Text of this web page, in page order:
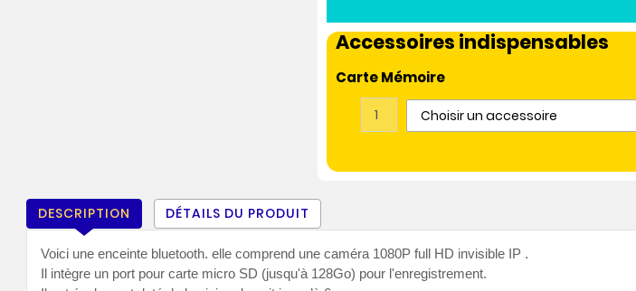
Accessoires indispensables
Carte Mémoire
Choisir un accessoire
DESCRIPTION DÉTAILS DU PRODUIT
Voici une enceinte bluetooth. elle comprend une caméra 1080P full HD invisible IP .
Il intègre un port pour carte micro SD (jusqu'à 128Go) pour l'enregistrement.